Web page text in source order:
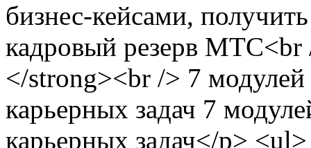
бизнес-кейсами,
кадровый резерв
</strong><br /> 7
карьерных задач 7
карьерных задач</p>